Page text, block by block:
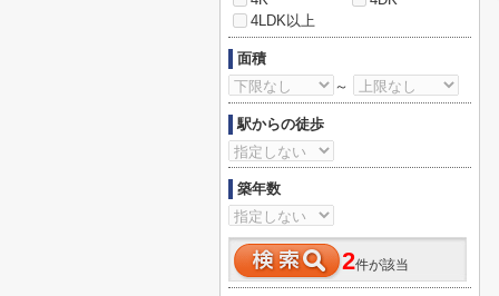
4LDK以上
面積
～
駅からの徒歩
築年数
2件が該当